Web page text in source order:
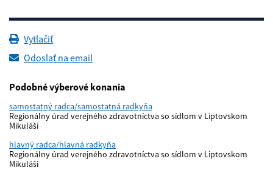
Vytlačiť
Odoslať na email
Podobné výberové konania
samostatný radca/samostatná radkyňa
Regionálny úrad verejného zdravotníctva so sídlom v Liptovskom
Mikuláši
hlavný radca/hlavná radkyňa
Regionálny úrad verejného zdravotníctva so sídlom v Liptovskom
Mikuláši